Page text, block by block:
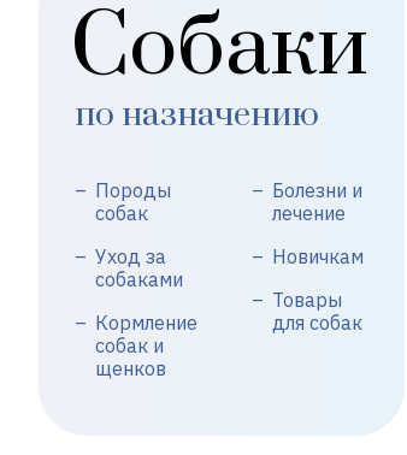
Собаки
по назначению
Породы
собак
Уход за
собаками
Кормление
собак и
щенков
Болезни и
лечение
Новичкам
Товары
для собак